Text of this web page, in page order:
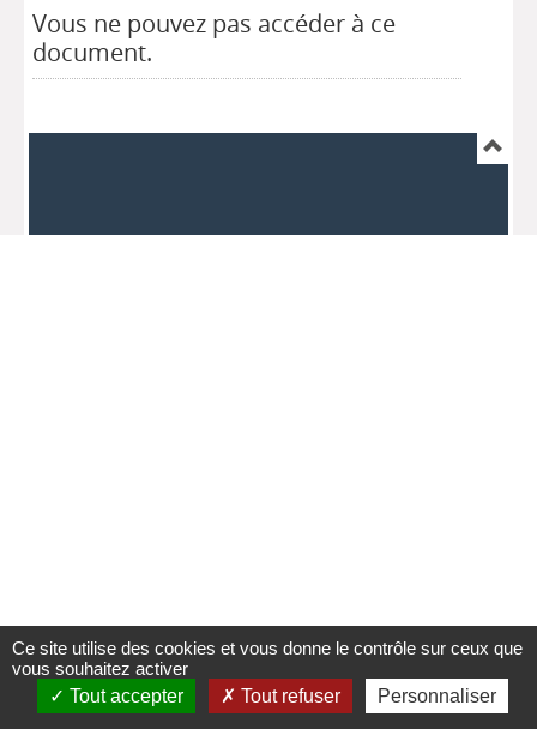
Vous ne pouvez pas accéder à ce
document.
Ce site utilise des cookies et vous donne le contrôle sur ceux que
vous souhaitez activer
Tout accepter
Tout refuser Personnaliser